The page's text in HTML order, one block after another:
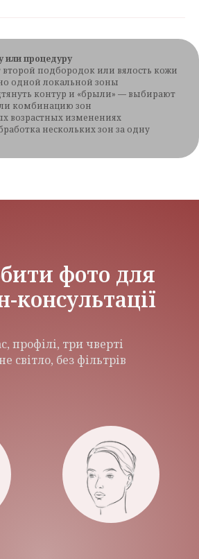
или процедуру
второй подбородок или вялость кожи
одной локальной зоны
контур и «брыли» — выбирают
комбинацию зон
возрастных изменениях
нескольких зон за одну
фото для
консультації
профілі, три чверті
світло, без фільтрів